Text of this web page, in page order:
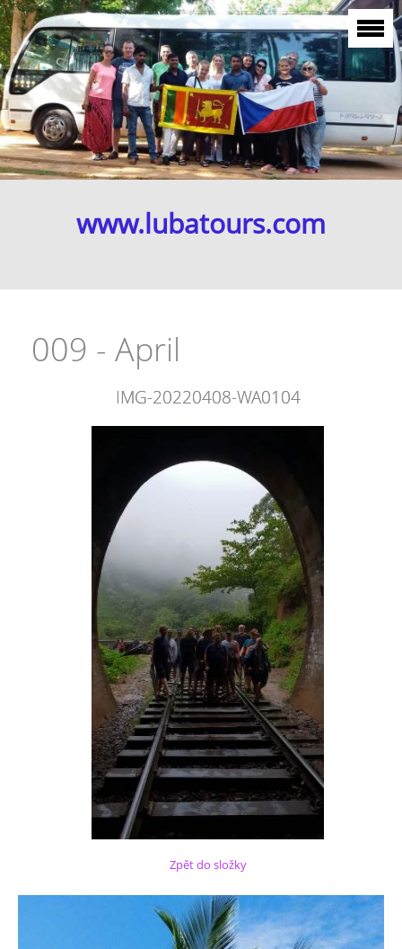
www.lubatours.com
009 - April
IMG-20220408-WA0104
Zpět do složky